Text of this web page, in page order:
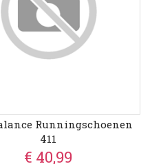
Runningschoenen
411
€ 40,99